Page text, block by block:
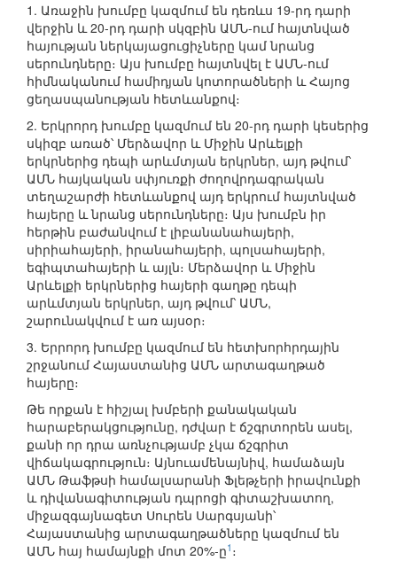
1. Առաջին խումբը կազմում են դեռևս 19-րդ դարի
վերջին և 20-րդ դարի սկզբին ԱՄՆ-ում հայտնված
հայության ներկայացուցիչները կամ նրանց
սերունդները։ Այս խումբը հայտնվել է ԱՄՆ-ում
հիմնականում համիդյան կոտորածների և Հայոց
ցեղասպանության հետևանքով։
2. Երկրորդ խումբը կազմում են 20-րդ դարի կեսերից
սկիզբ առած՝ Մերձավոր և Միջին Արևելքի
երկրներից դեպի արևմտյան երկրներ, այդ թվում՝
ԱՄՆ հայկական սփյուռքի ժողովրդագրական
տեղաշարժի հետևանքով այդ երկրում հայտնված
հայերը և նրանց սերունդները։ Այս խումբն իր
հերթին բաժանվում է լիբանանահայերի,
սիրիահայերի, իրանահայերի, պոլսահայերի,
եգիպտահայերի և այլն։ Մերձավոր և Միջին
Արևելքի երկրներից հայերի գաղթը դեպի
արևմտյան երկրներ, այդ թվում՝ ԱՄՆ,
շարունակվում է առ այսօր։
3. Երրորդ խումբը կազմում են հետխորհրդային
շրջանում Հայաստանից ԱՄՆ արտագաղթած
հայերը։
Թե որքան է հիշյալ խմբերի քանակական
հարաբերակցությունը, դժվար է ճշգրտորեն ասել,
քանի որ դրա առնչությամբ չկա ճշգրիտ
վիճակագրություն։ Այնուամենայնիվ, համաձայն
ԱՄՆ Թաֆթսի համալսարանի Ֆլեթչերի իրավունքի
և դիվանագիտության դպրոցի գիտաշխատող,
միջազգայնագետ Սուրեն Սարգսյանի՝
Հայաստանից արտագաղթածները կազմում են
ԱՄՆ հայ համայնքի մոտ 20%-ը1 ։